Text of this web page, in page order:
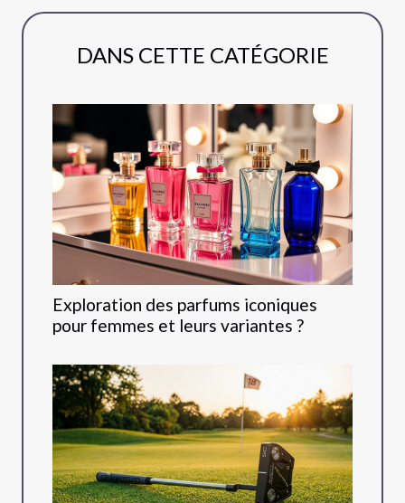
DANS CETTE CATÉGORIE
Exploration des parfums iconiques
pour femmes et leurs variantes ?